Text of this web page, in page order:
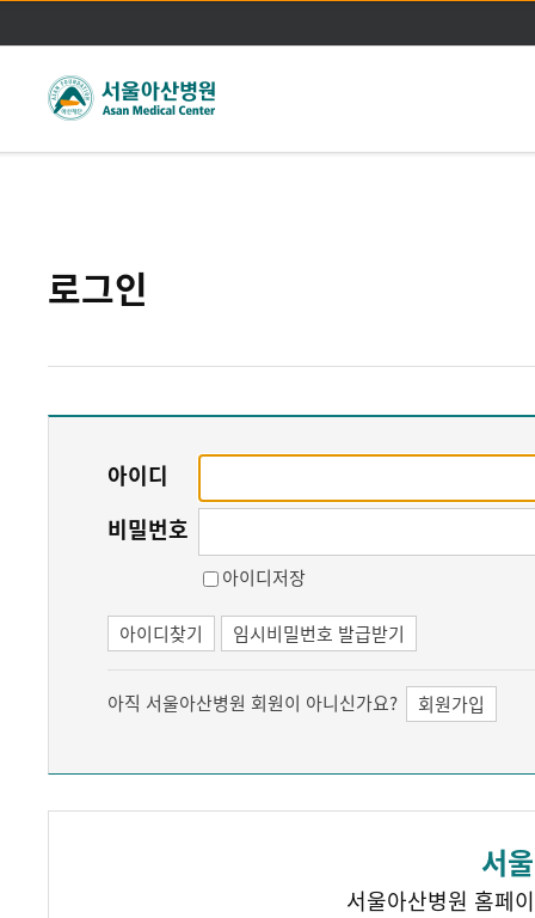
주메뉴바로가기
본문바로가기
로그인
아이디
비밀번호
아이디저장
아이디찾기 임시비밀번호 발급받기
아직 서울아산병원 회원이 아니신가요? 회원가입
서
서울아산병원 홈페